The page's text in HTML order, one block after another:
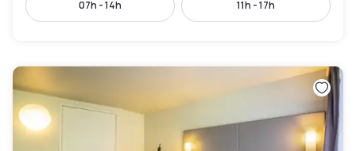
07h - 14h 11h - 17h